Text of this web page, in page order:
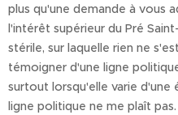
plus qu'une demande à vous
l'intérêt supérieur du Pré
stérile, sur laquelle rien ne
témoigner d'une ligne
surtout lorsqu'elle varie d'une
ligne politique ne me plaît